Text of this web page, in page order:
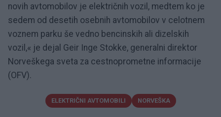
novih avtomobilov je električnih vozil, medtem ko je
sedem od desetih osebnih avtomobilov v celotnem
voznem parku še vedno bencinskih ali dizelskih
vozil,« je dejal Geir Inge Stokke, generalni direktor
Norveškega sveta za cestnoprometne informacije
(OFV).
ELEKTRIČNI AVTOMOBILI NORVEŠKA